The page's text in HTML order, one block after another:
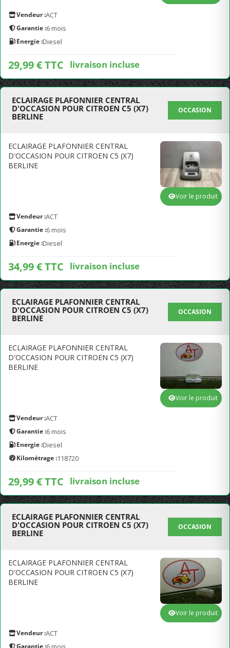
Vendeur :ACT
Garantie :6 mois
Energie :Diesel
29,99 € TTC livraison incluse
ECLAIRAGE PLAFONNIER CENTRAL
D'OCCASION POUR CITROEN C5 (X7)
BERLINE
OCCASION
ECLAIRAGE PLAFONNIER CENTRAL
D'OCCASION POUR CITROEN C5 (X7)
BERLINE
Vendeur :ACT
Garantie :6 mois
Energie :Diesel
34,99 € TTC livraison incluse
Voir le produit
ECLAIRAGE PLAFONNIER CENTRAL
D'OCCASION POUR CITROEN C5 (X7)
BERLINE
OCCASION
ECLAIRAGE PLAFONNIER CENTRAL
D'OCCASION POUR CITROEN C5 (X7)
BERLINE
Vendeur :ACT
Garantie :6 mois
Energie :Diesel
Kilométrage :118720
29,99 € TTC livraison incluse
Voir le produit
ECLAIRAGE PLAFONNIER CENTRAL
D'OCCASION POUR CITROEN C5 (X7)
BERLINE
OCCASION
ECLAIRAGE PLAFONNIER CENTRAL
D'OCCASION POUR CITROEN C5 (X7)
BERLINE
Vendeur :ACT
Garantie :
Voir le produit